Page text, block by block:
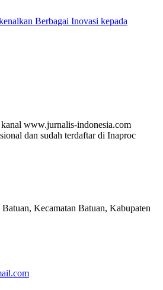
Berbagai Inovasi kepada
www.jurnalis-indonesia.com
dan sudah terdaftar di Inaproc
Kecamatan Batuan, Kabupaten